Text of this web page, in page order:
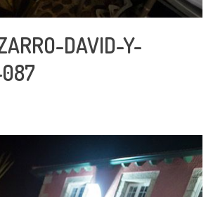
DAVID-Y-